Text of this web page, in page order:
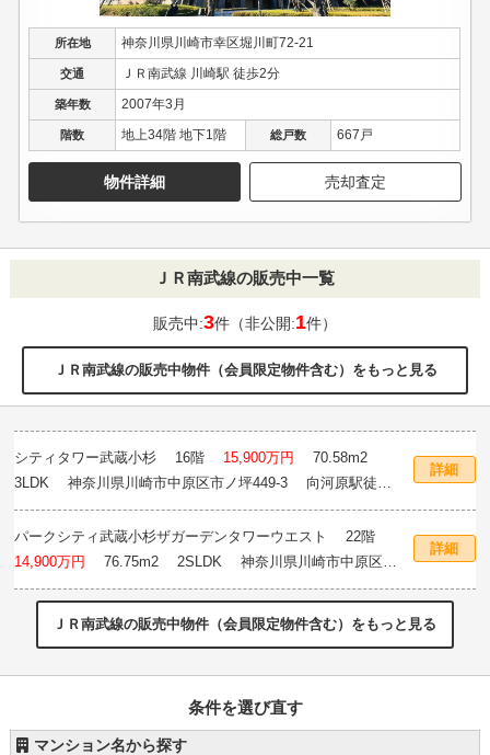
所在地 神奈川県川崎市幸区堀川町72-21
交通 ＪＲ南武線 川崎駅 徒歩2分
築年数 2007年3月
階数 地上34階 地下1階 総戸数 667戸
物件詳細 売却査定
ＪＲ南武線の販売中一覧
販売中:3件（非公開:1件）
ＪＲ南武線の販売中物件（会員限定物件含む）をもっと見る
シティタワー武蔵小杉 16階 15,900万円 70.58m2
3LDK 神奈川県川崎市中原区市ノ坪449-3 向河原駅徒歩
10分
詳細
パークシティ武蔵小杉ザガーデンタワーウエスト
22階
14,900万円
76.75m2 2SLDK 神奈川県川崎市中原区小
杉町2-228-1 武蔵小杉駅徒歩5分
詳細
ＪＲ南武線の販売中物件（会員限定物件含む）をもっと見る
条件を選び直す
マンション名から探す